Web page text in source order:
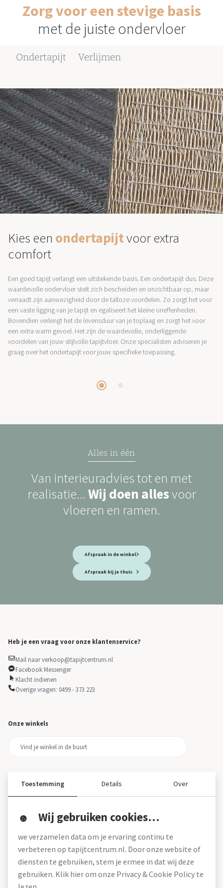
Zorg voor een stevige basis
met de juiste ondervloer
Ondertapijt Verlijmen
Kies een ondertapijtvoor extra
comfort
Een goed tapijt verlangt een uitstekende basis. Een ondertapijt dus. Deze
waardevolle ondervloer stelt zich bescheiden en onzichtbaar op, maar
verraadt zijn aanwezigheid door de talloze voordelen. Zo zorgt het voor
een vaste ligging van je tapijt en egaliseert het kleine oneffenheden.
Bovendien verlengt het de levensduur van je toplaag en zorgt het voor
een extra warm gevoel. Het zijn de waardevolle, onderliggende
voordelen van jouw stijlvolle tapijtvloer. Onze specialisten adviseren je
graag over het ondertapijt voor jouw specifieke toepassing.
Alles in één
Van interieuradvies tot en met
realisatie... Wij doen allesvoor
vloeren en ramen.
Afspraak in de winkel
Afspraak bij je thuis
Heb je een vraag voor onze klantenservice?
Mail naar verkoop@tapijtcentrum.nl
Facebook Messenger
Klacht indienen
Overige vragen: 0499 - 373 223
Onze winkels
Over tapijtcentrum
Werken bij
Montageservice
Blog
Toestemming Details Over
Wij gebruiken cookies…
we verzamelen data om je ervaring continu te
verbeteren op tapijtcentrum.nl. Door onze website of
diensten te gebruiken, stem je ermee in dat wij deze
gebruiken. Klik hier om onze Privacy & Cookie Policy te